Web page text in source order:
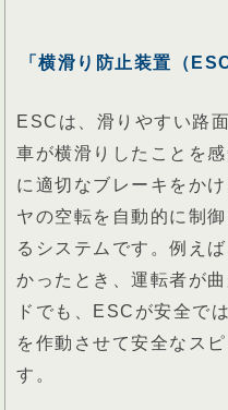
「横滑り防止装置（
ESCは、滑りやすい路
車が横滑りしたことを
に適切なブレーキをか
ヤの空転を自動的に制
るシステムです。例え
かったとき、運転者が
ドでも、ESCが安全で
を作動させて安全なス
す。